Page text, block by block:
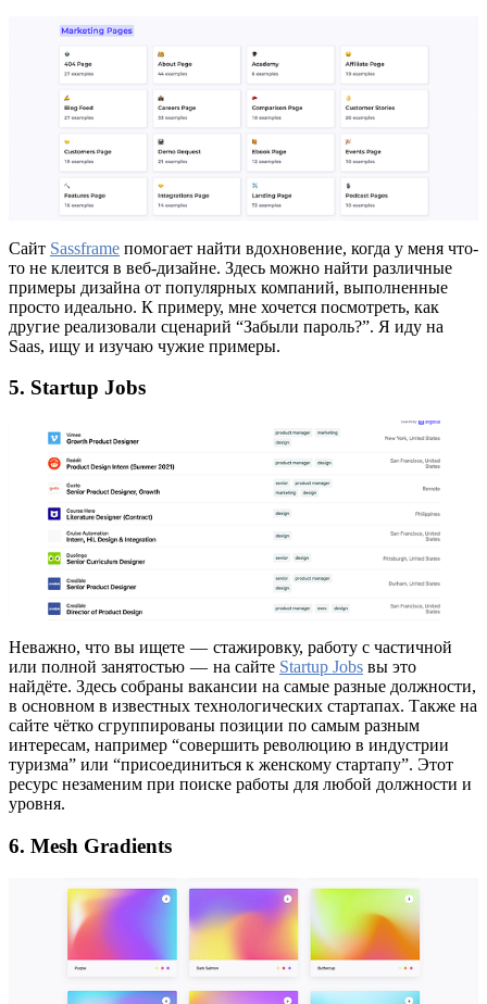
Сайт Sassframe помогает найти вдохновение, когда у меня что-
то не клеится в веб-дизайне. Здесь можно найти различные
примеры дизайна от популярных компаний, выполненные
просто идеально. К примеру, мне хочется посмотреть, как
другие реализовали сценарий “Забыли пароль?”. Я иду на
Saas, ищу и изучаю чужие примеры.
5. Startup Jobs
Неважно, что вы ищете — стажировку, работу с частичной
или полной занятостью — на сайте Startup Jobs вы это
найдёте. Здесь собраны вакансии на самые разные должности,
в основном в известных технологических стартапах. Также на
сайте чётко сгруппированы позиции по самым разным
интересам, например “совершить революцию в индустрии
туризма” или “присоединиться к женскому стартапу”. Этот
ресурс незаменим при поиске работы для любой должности и
уровня.
6. Mesh Gradients